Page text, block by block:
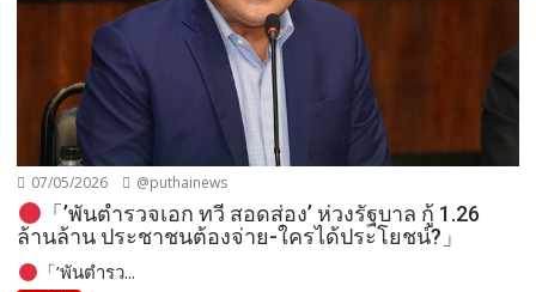
07/05/2026 @puthainews
「’พันตำรวจเอก ทวี สอดส่อง’ ห่วงรัฐบาล กู้ 1.26
ล้านล้าน ประชาชนต้องจ่าย-ใครได้ประโยชน์?」
「’พันตำรว...